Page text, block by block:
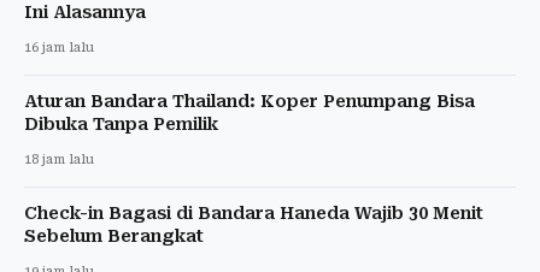
Ini Alasannya
16 jam lalu
Aturan Bandara Thailand: Koper Penumpang Bisa
Dibuka Tanpa Pemilik
18 jam lalu
Check-in Bagasi di Bandara Haneda Wajib 30 Menit
Sebelum Berangkat